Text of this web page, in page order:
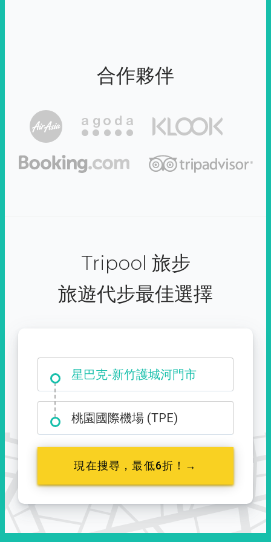
合作夥伴
Tripool 旅步
旅遊代步最佳選擇
星巴克-新竹護城河門市
大霸尖山登山口
桃園國際機場 (TPE)
現在搜尋，最低6折！→